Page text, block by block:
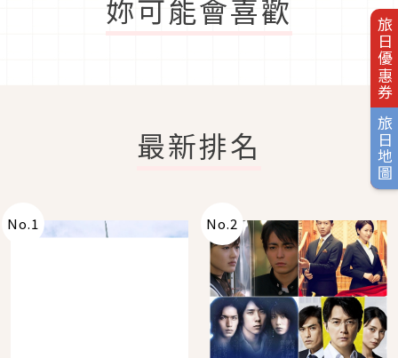
旅日優惠券
旅日地圖
妳可能會喜歡
最新排名
No.1 No.2